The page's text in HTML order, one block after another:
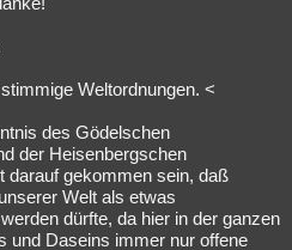
Weltordnungen. <
des Gödelschen
der Heisenbergschen
darauf gekommen sein, daß
Welt als etwas
dürfte, da hier in der ganzen
und Daseins immer nur offene